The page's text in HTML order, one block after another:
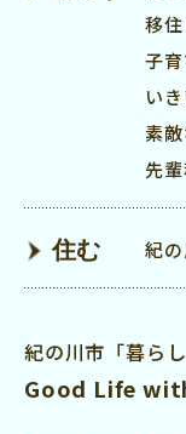
紀の川市「暮ら
Good Life
移
子
い
素
先
住む 紀